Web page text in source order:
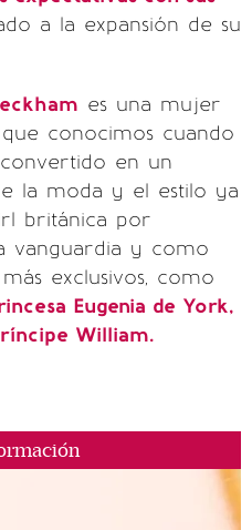
a la expansión de su
es una mujer
conocimos cuando
en un
la moda y el estilo ya
británica por
vanguardia y como
exclusivos, como
Eugenia de York,
William.